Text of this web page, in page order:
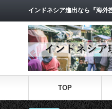
インドネシア進出なら『海外
TOP